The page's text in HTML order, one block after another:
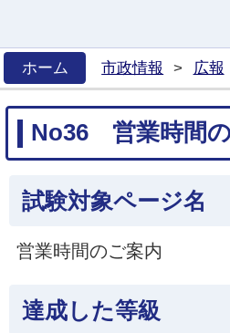
ホーム
市政情報 > 広報
No36 営業時間
試験対象ページ名
営業時間のご案内
達成した等級